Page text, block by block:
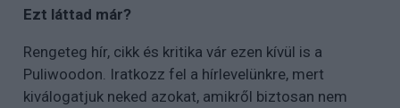
Ezt láttad már?
Rengeteg hír, cikk és kritika vár ezen kívül is a
Puliwoodon. Iratkozz fel a hírlevelünkre, mert
kiválogatjuk neked azokat, amikről biztosan nem